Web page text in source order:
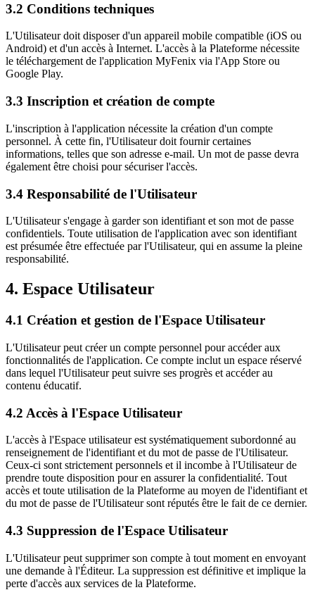
3.2 Conditions techniques
L'Utilisateur doit disposer d'un appareil mobile compatible (iOS ou
Android) et d'un accès à Internet. L'accès à la Plateforme nécessite
le téléchargement de l'application MyFenix via l'App Store ou
Google Play.
3.3 Inscription et création de compte
L'inscription à l'application nécessite la création d'un compte
personnel. À cette fin, l'Utilisateur doit fournir certaines
informations, telles que son adresse e-mail. Un mot de passe devra
également être choisi pour sécuriser l'accès.
3.4 Responsabilité de l'Utilisateur
L'Utilisateur s'engage à garder son identifiant et son mot de passe
confidentiels. Toute utilisation de l'application avec son identifiant
est présumée être effectuée par l'Utilisateur, qui en assume la pleine
responsabilité.
4. Espace Utilisateur
4.1 Création et gestion de l'Espace Utilisateur
L'Utilisateur peut créer un compte personnel pour accéder aux
fonctionnalités de l'application. Ce compte inclut un espace réservé
dans lequel l'Utilisateur peut suivre ses progrès et accéder au
contenu éducatif.
4.2 Accès à l'Espace Utilisateur
L'accès à l'Espace utilisateur est systématiquement subordonné au
renseignement de l'identifiant et du mot de passe de l'Utilisateur.
Ceux-ci sont strictement personnels et il incombe à l'Utilisateur de
prendre toute disposition pour en assurer la confidentialité. Tout
accès et toute utilisation de la Plateforme au moyen de l'identifiant et
du mot de passe de l'Utilisateur sont réputés être le fait de ce dernier.
4.3 Suppression de l'Espace Utilisateur
L'Utilisateur peut supprimer son compte à tout moment en envoyant
une demande à l'Éditeur. La suppression est définitive et implique la
perte d'accès aux services de la Plateforme.